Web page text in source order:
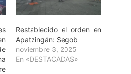
Restablecido el orden en
Apatzingán: Segob
noviembre 3, 2025
En «DESTACADAS»